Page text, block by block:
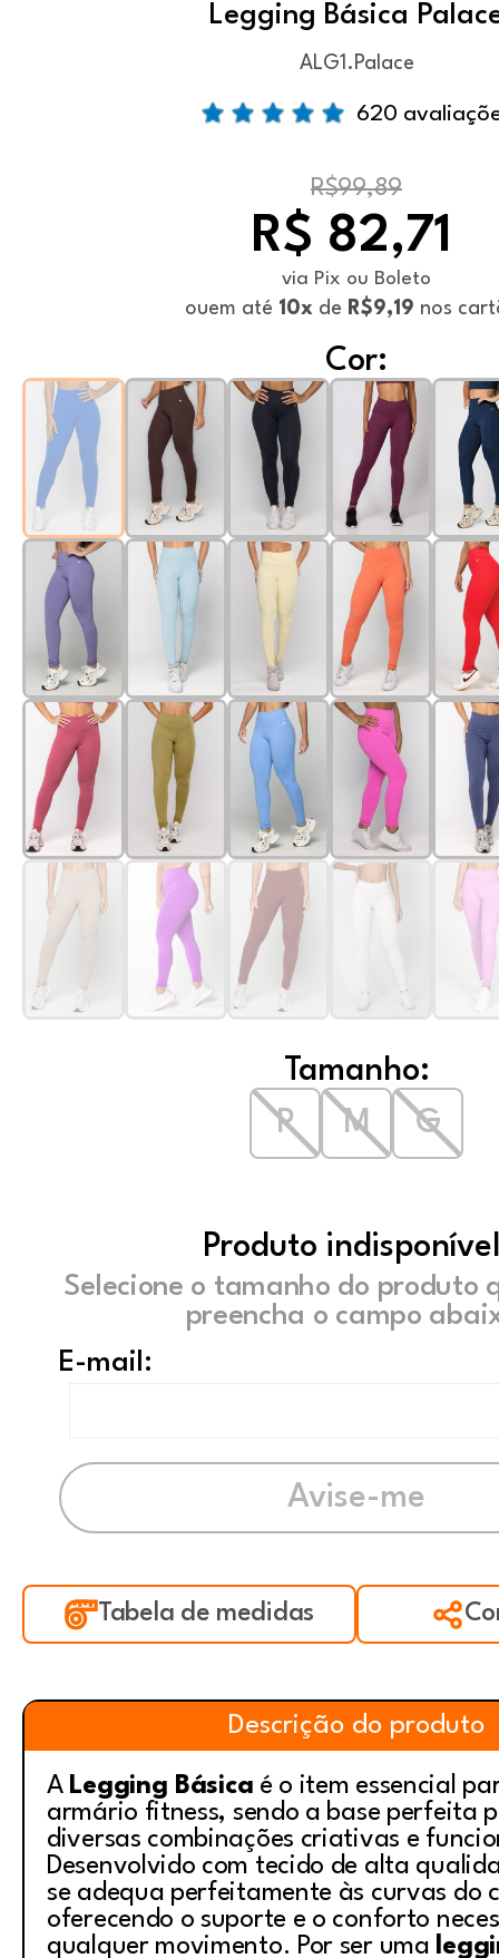
Legging Básica
ALG1.Palace
620
R$99,89
R$ 82,71
via Pix ou Boleto
ouem até 10x de R$9,19 nos
Cor:
Tamanho:
P
M G
Produto
Selecione o tamanho do produto
preencha o campo
E-mail:
Tabela de medidas
Descrição do produto
A Legging Básica é o item essencial
armário fitness, sendo a base perfeita
diversas combinações criativas e
Desenvolvido com tecido de alta
se adequa perfeitamente às curvas do
oferecendo o suporte e o conforto
qualquer movimento. Por ser uma